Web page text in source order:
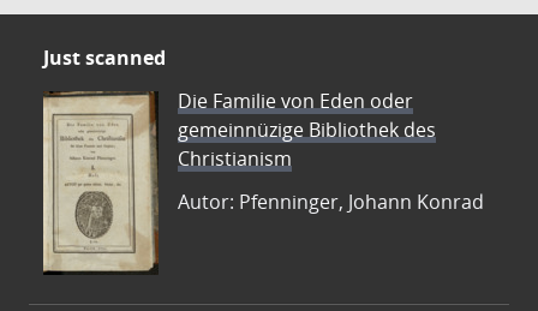
Just scanned
Die Familie von Eden oder
gemeinnüzige Bibliothek des
Christianism
Autor: Pfenninger, Johann Konrad